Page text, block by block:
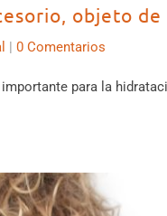
objeto
| 0 Comentarios
para la